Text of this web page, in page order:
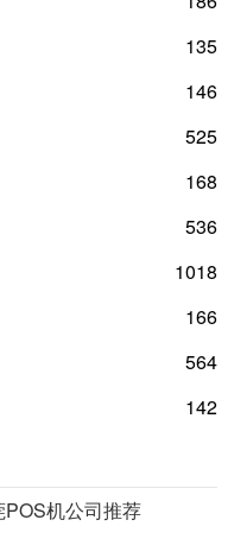
135
146
525
168
536
1018
166
564
142
机公司推荐